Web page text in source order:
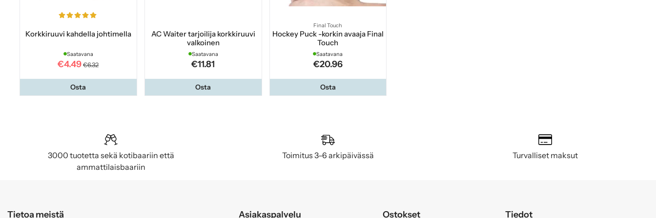
Korkkiruuvi kahdella johtimella
Saatavana
€4.49 €6.32
Osta
AC Waiter tarjoilija korkkiruuvi
valkoinen
Saatavana
€11.81
Osta
Final Touch
Hockey Puck -korkin avaaja Final
Touch
Saatavana
€20.96
Osta
3000 tuotetta sekä kotibaariin että
ammattilaisbaariin
Toimitus 3–6 arkipäivässä Turvalliset maksut
Tietoa meistä Asiakaspalvelu Ostokset Tiedot